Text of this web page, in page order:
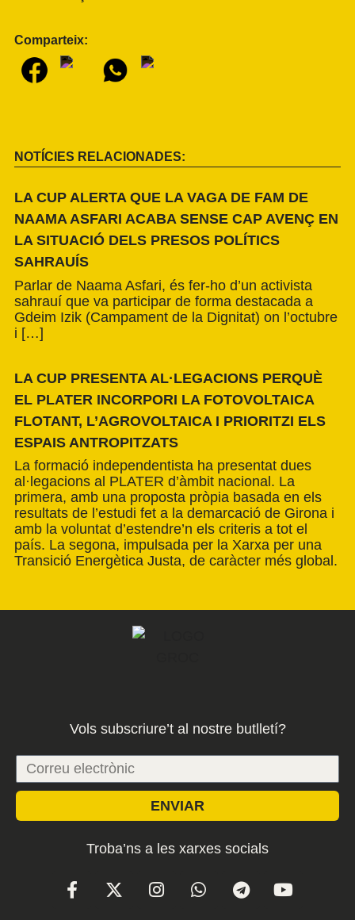
Comparteix:
NOTÍCIES RELACIONADES:
LA CUP ALERTA QUE LA VAGA DE FAM DE
NAAMA ASFARI ACABA SENSE CAP AVENÇ EN
LA SITUACIÓ DELS PRESOS POLÍTICS
SAHRAUÍS
Parlar de Naama Asfari, és fer-ho d’un activista
sahrauí que va participar de forma destacada a
Gdeim Izik (Campament de la Dignitat) on l’octubre
i […]
LA CUP PRESENTA AL·LEGACIONS PERQUÈ
EL PLATER INCORPORI LA FOTOVOLTAICA
FLOTANT, L’AGROVOLTAICA I PRIORITZI ELS
ESPAIS ANTROPITZATS
La formació independentista ha presentat dues
al·legacions al PLATER d’àmbit nacional. La
primera, amb una proposta pròpia basada en els
resultats de l’estudi fet a la demarcació de Girona i
amb la voluntat d’estendre’n els criteris a tot el
país. La segona, impulsada per la Xarxa per una
Transició Energètica Justa, de caràcter més global.
Vols subscriure’t al nostre butlletí?
ENVIAR
Troba’ns a les xarxes socials